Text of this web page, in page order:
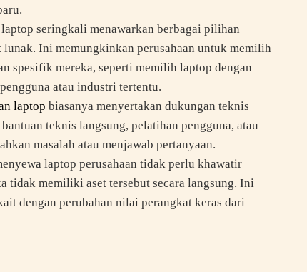
seringkali menawarkan berbagai pilihan
Ini memungkinkan perusahaan untuk memilih
spesifik mereka, seperti memilih laptop dengan
atau industri tertentu.
laptop biasanya menyertakan dukungan teknis
teknis langsung, pelatihan pengguna, atau
masalah atau menjawab pertanyaan.
laptop perusahaan tidak perlu khawatir
tidak memiliki aset tersebut secara langsung. Ini
dengan perubahan nilai perangkat keras dari